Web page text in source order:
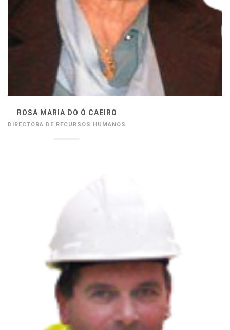
ROSA MARIA DO Ó CAEIRO
DIRECTORA DE RECURSOS HUMANOS